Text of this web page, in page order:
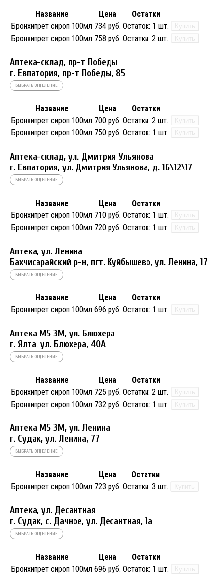
Название Цена
Остатки
Бронхипрет сироп 100мл 734 руб. Остаток: 1 шт. Купить
Бронхипрет сироп 100мл 758 руб. Остатки: 2 шт. Купить
Аптека-склад, пр-т Победы
г. Евпатория, пр-т Победы, 85
ВЫБРАТЬ ОТДЕЛЕНИЕ
Название Цена
Остатки
Бронхипрет сироп 100мл 700 руб. Остатки: 2 шт. Купить
Бронхипрет сироп 100мл 750 руб. Остаток: 1 шт. Купить
Аптека-склад, ул. Дмитрия Ульянова
г. Евпатория, ул. Дмитрия Ульянова, д. 16\12\17
ВЫБРАТЬ ОТДЕЛЕНИЕ
Название Цена
Остатки
Бронхипрет сироп 100мл 710 руб. Остаток: 1 шт. Купить
Бронхипрет сироп 100мл 720 руб. Остаток: 1 шт. Купить
Аптека, ул. Ленина
Бахчисарайский р-н, пгт. Куйбышево, ул. Ленина, 17
ВЫБРАТЬ ОТДЕЛЕНИЕ
Название Цена
Остатки
Бронхипрет сироп 100мл 696 руб. Остаток: 1 шт. Купить
Аптека М5 3М, ул. Блюхера
г. Ялта, ул. Блюхера, 40А
ВЫБРАТЬ ОТДЕЛЕНИЕ
Название Цена
Остатки
Бронхипрет сироп 100мл 725 руб. Остатки: 2 шт. Купить
Бронхипрет сироп 100мл 732 руб. Остаток: 1 шт. Купить
Аптека М5 3М, ул. Ленина
г. Судак, ул. Ленина, 77
ВЫБРАТЬ ОТДЕЛЕНИЕ
Название Цена
Остатки
Бронхипрет сироп 100мл 723 руб. Остатки: 3 шт. Купить
Аптека, ул. Десантная
г. Судак, с. Дачное, ул. Десантная, 1а
ВЫБРАТЬ ОТДЕЛЕНИЕ
Название Цена
Остатки
Бронхипрет сироп 100мл 696 руб. Остаток: 1 шт. Купить